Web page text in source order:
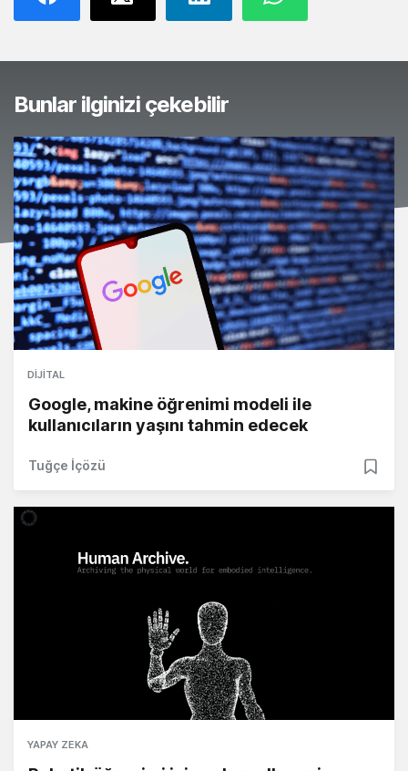
Bunlar ilginizi çekebilir
DIJITAL
Google, makine öğrenimi modeli ile
kullanıcıların yaşını tahmin edecek
Tuğçe İçözü
YAPAY ZEKA